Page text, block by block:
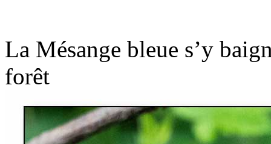
La Mésange bleue s’y
forêt